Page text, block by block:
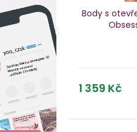
Body s
1 359 Kč